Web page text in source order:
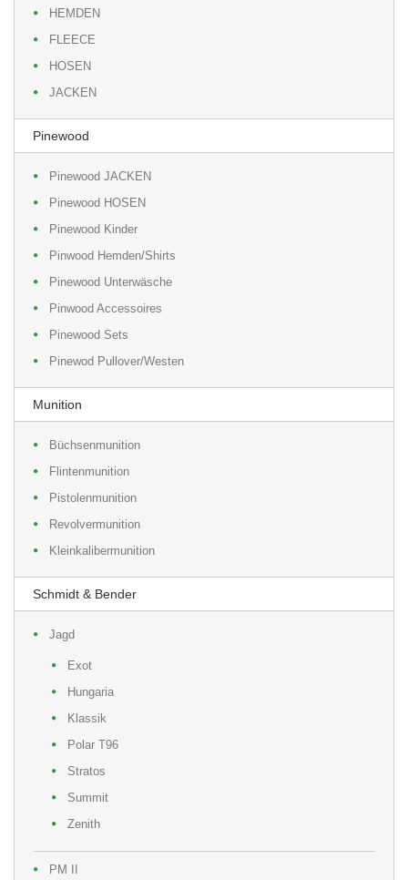
HEMDEN
FLEECE
HOSEN
JACKEN
Pinewood
Pinewood JACKEN
Pinewood HOSEN
Pinewood Kinder
Pinwood Hemden/Shirts
Pinewood Unterwäsche
Pinwood Accessoires
Pinewood Sets
Pinewod Pullover/Westen
Munition
Büchsenmunition
Flintenmunition
Pistolenmunition
Revolvermunition
Kleinkalibermunition
Schmidt & Bender
Jagd
Exot
Hungaria
Klassik
Polar T96
Stratos
Summit
Zenith
PM II